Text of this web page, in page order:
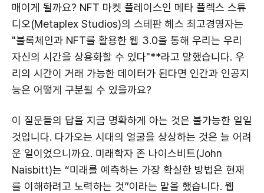
매이게 될까요? NFT 마켓 플레이스인 메타 플렉스 스튜
디오(Metaplex Studios)의 스테판 헤스 최고경영자는
"블록체인과 NFT를 활용한 웹 3.0을 통해 우리는 우리
자신의 시간을 상용화할 수 있다"**라고 말했습니다. 우
리의 시간이 거래 가능한 데이터가 된다면 인간과 인공지
능은 어떻게 구분될 수 있을까요?
이 질문들의 답을 지금 명확하게 아는 것은 불가능한 일일
것입니다. 다가오는 시대의 얼굴을 상상하는 것은 늘 어려
운 일이었으니까요. 미래학자 존 나이스비트(John
Naisbitt)는 “미래를 예측하는 가장 확실한 방법은 현재
를 이해하려고 노력하는 것”이라는 말을 했습니다. 웹